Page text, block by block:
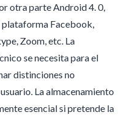
otra parte Android 4. 0,
Facebook,
Zoom, etc. La
se necesita para el
distinciones no
La almacenamiento
esencial si pretende la